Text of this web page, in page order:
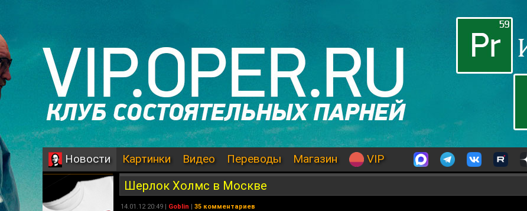
Новости Картинки Видео Переводы Магазин VIP
Шерлок Холмс в Москве
14.01.12 20:49 | Goblin | 35 комментариев